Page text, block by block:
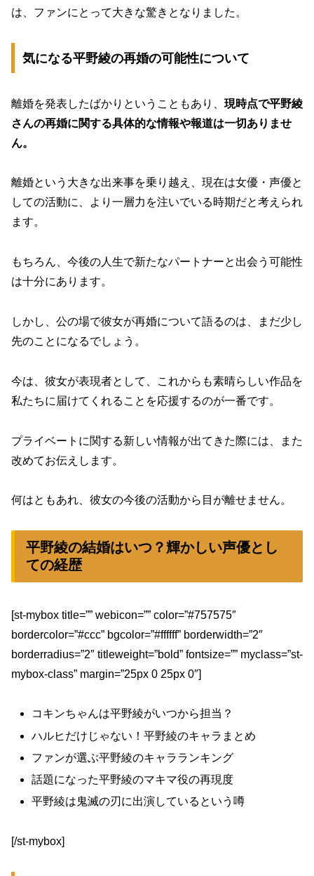
は、ファンにとって大きな驚きとなりました。
気になる平野綾の再婚の可能性について
離婚を発表したばかりということもあり、 現時点で平野綾
さんの再婚に関する具体的な情報や報道は一切ありませ
ん。
離婚という大きな出来事を乗り越え、現在は女優・声優と
しての活動に、より一層力を注いでいる時期だと考えられ
ます。
もちろん、今後の人生で新たなパートナーと出会う可能性
は十分にあります。
しかし、公の場で彼女が再婚について語るのは、まだ少し
先のことになるでしょう。
今は、彼女が表現者として、これからも素晴らしい作品を
私たちに届けてくれることを応援するのが一番です。
プライベートに関する新しい情報が出てきた際には、また
改めてお伝えします。
何はともあれ、彼女の今後の活動から目が離せません。
平野綾の結婚はいつ？輝かしい声優とし
ての経歴
[st-mybox title=”” webicon=”” color=”#757575″
bordercolor=”#ccc” bgcolor=”#ffffff” borderwidth=”2″
borderradius=”2″ titleweight=”bold” fontsize=”” myclass=”st-
mybox-class” margin=”25px 0 25px 0″]
コキンちゃんは平野綾がいつから担当？
ハルヒだけじゃない！平野綾のキャラまとめ
ファンが選ぶ平野綾のキャラランキング
話題になった平野綾のマキマ役の再現度
平野綾は鬼滅の刃に出演しているという噂
[/st-mybox]